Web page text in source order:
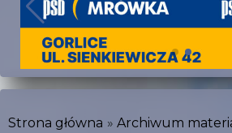
Strona główna
Archiwum